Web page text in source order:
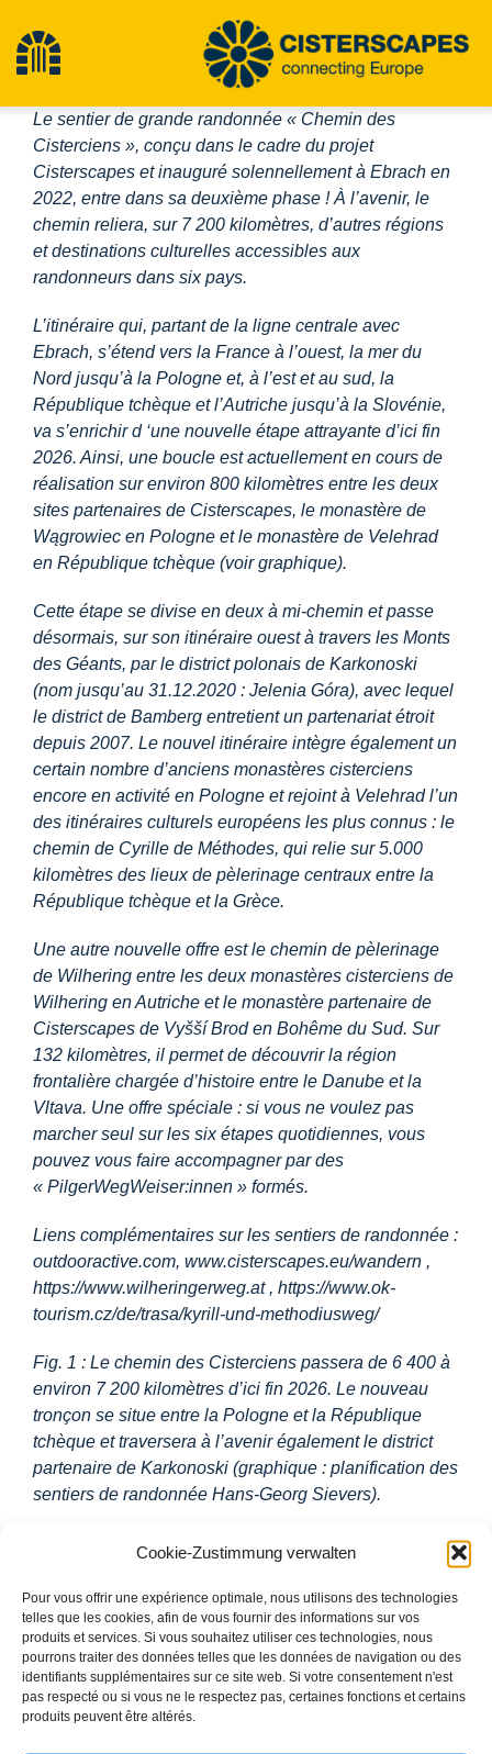
Cookie-Zustimmung verwalten
Pour vous offrir une expérience optimale, nous utilisons des technologies
telles que les cookies, afin de vous fournir des informations sur vos
produits et services. Si vous souhaitez utiliser ces technologies, nous
pourrons traiter des données telles que les données de navigation ou des
identifiants supplémentaires sur ce site web. Si votre consentement n'est
pas respecté ou si vous ne le respectez pas, certaines fonctions et certains
produits peuvent être altérés.
contenu
Toggle
Navigation
Cisterscapes
Sites du patrimoine culturel
Randonnée
Actualités
Événements
Centre d’information
Téléchargements
Lieu d’apprentissage
Patrimoine culinaire
Langage facile
Français
Le sentier de grande randonnée « Chemin des
Cisterciens », conçu dans le cadre du projet
Cisterscapes et inauguré solennellement à Ebrach en
2022, entre dans sa deuxième phase ! À l’avenir, le
chemin reliera, sur 7 200 kilomètres, d’autres régions
et destinations culturelles accessibles aux
randonneurs dans six pays.
L’itinéraire qui, partant de la ligne centrale avec
Ebrach, s’étend vers la France à l’ouest, la mer du
Nord jusqu’à la Pologne et, à l’est et au sud, la
République tchèque et l’Autriche jusqu’à la Slovénie,
va s’enrichir d ‘une nouvelle étape attrayante d’ici fin
2026. Ainsi, une boucle est actuellement en cours de
réalisation sur environ 800 kilomètres entre les deux
sites partenaires de Cisterscapes, le monastère de
Wągrowiec en Pologne et le monastère de Velehrad
en République tchèque (voir graphique).
Cette étape se divise en deux à mi-chemin et passe
désormais, sur son itinéraire ouest à travers les Monts
des Géants, par le district polonais de Karkonoski
(nom jusqu’au 31.12.2020 : Jelenia Góra), avec lequel
le district de Bamberg entretient un partenariat étroit
depuis 2007. Le nouvel itinéraire intègre également un
certain nombre d’anciens monastères cisterciens
encore en activité en Pologne et rejoint à Velehrad l’un
des itinéraires culturels européens les plus connus : le
chemin de Cyrille de Méthodes, qui relie sur 5.000
kilomètres des lieux de pèlerinage centraux entre la
République tchèque et la Grèce.
Une autre nouvelle offre est le chemin de pèlerinage
de Wilhering entre les deux monastères cisterciens de
Wilhering en Autriche et le monastère partenaire de
Cisterscapes de Vyšší Brod en Bohême du Sud. Sur
132 kilomètres, il permet de découvrir la région
frontalière chargée d’histoire entre le Danube et la
Vltava. Une offre spéciale : si vous ne voulez pas
marcher seul sur les six étapes quotidiennes, vous
pouvez vous faire accompagner par des
« PilgerWegWeiser:innen » formés.
Liens complémentaires sur les sentiers de randonnée :
outdooractive.com, www.cisterscapes.eu/wandern ,
https://www.wilheringerweg.at, https://www.ok-
tourism.cz/de/trasa/kyrill-und-methodiusweg/
Fig. 1 : Le chemin des Cisterciens passera de 6 400 à
environ 7 200 kilomètres d’ici fin 2026. Le nouveau
tronçon se situe entre la Pologne et la République
tchèque et traversera à l’avenir également le district
partenaire de Karkonoski (graphique : planification des
sentiers de randonnée Hans-Georg Sievers).
Fig. 2 : Ouverture solennelle du pèlerinage le 15 avril
politiciens du Land, de dignitaires religieux, de
professionnels du tourisme, de partenaires
Cisterscapes d’Allemagne, d’Autriche et de
République tchèque ainsi que de nombreux invités
(photo : Martina Zanner / Ikom Stiftland).